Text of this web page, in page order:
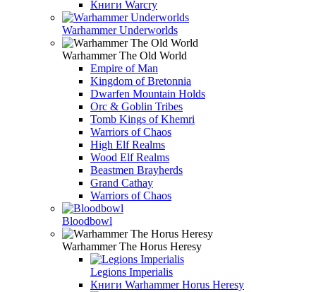
Книги Warcry
Warhammer Underworlds
Warhammer The Old World
Empire of Man
Kingdom of Bretonnia
Dwarfen Mountain Holds
Orc & Goblin Tribes
Tomb Kings of Khemri
Warriors of Chaos
High Elf Realms
Wood Elf Realms
Beastmen Brayherds
Grand Cathay
Warriors of Chaos
Bloodbowl
Warhammer The Horus Heresy
Legions Imperialis
Книги Warhammer Horus Heresy